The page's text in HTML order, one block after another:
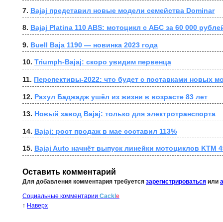
7. Bajaj представил новые модели семейства Dominar
8. Bajaj Platina 110 ABS: мотоцикл с АБС за 60 000
9. Buell Baja 1190 — новинка 2023 года
10. Triumph-Bajaj: скоро увидим первенца
11. Перспективы-2022: что будет с поставками новых
12. Рахул Баджадж ушёл из жизни в возрасте 83 лет
13. Новый завод Bajaj: только для электротранспорта
14. Bajaj: рост продаж в мае составил 113%
15. Bajaj Auto начнёт выпуск линейки мотоциклов KTM
Оставить комментарий
Для добавления комментария требуется зарегистрироваться или
Социальные комментарии Cackl e
↑ Наверх